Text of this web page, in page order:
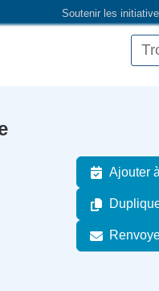
Soutenir les
Ajouter